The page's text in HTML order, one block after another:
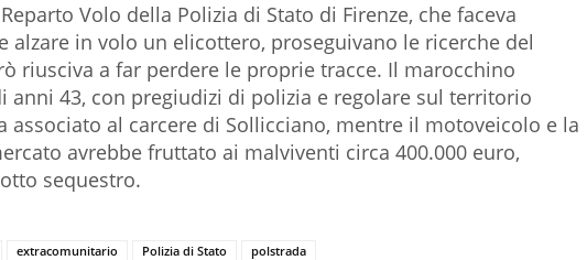
Volo della Polizia di Stato di Firenze, che faceva
alzare in volo un elicottero, proseguivano le ricerche del
riusciva a far perdere le proprie tracce. Il marocchino
anni 43, con pregiudizi di polizia e regolare sul territorio
associato al carcere di Sollicciano, mentre il motoveicolo e la
avrebbe fruttato ai malviventi circa 400.000 euro,
sequestro.
extracomunitario Polizia di Stato polstrada